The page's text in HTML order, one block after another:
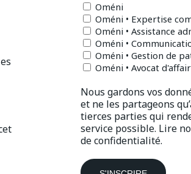
Oméni
Oméni • Expertise
Oméni • Assistance
Oméni •
Oméni • Gestion de
Oméni • Avocat
Nous gardons vos
et ne les partageons
tierces parties qui
service possible. Lire
de confidentialité.